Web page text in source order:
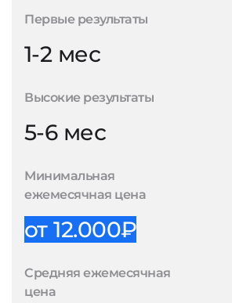
Первые результаты
1-2 мес
Высокие результаты
5-6 мес
Минимальная
ежемесячная цена
от 12.000₽
Средняя ежемесячная
цена